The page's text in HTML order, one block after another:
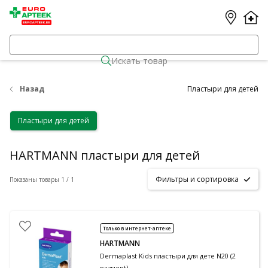
Искать товар
Назад Пластыри для детей
Пластыри для детей
HARTMANN пластыри для детей
Показаны товары 1 / 1 Фильтры и сортировка
Только в интернет-аптеке
HARTMANN
Dermaplast Kids пластыри для дете N20 (2